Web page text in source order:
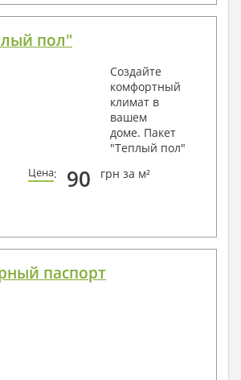
пол"
Создайте
комфортный
климат в
вашем
доме. Пакет
"Теплый пол"
Цена: 90 грн за м²
паспорт